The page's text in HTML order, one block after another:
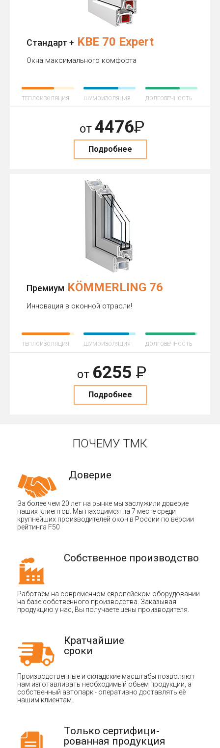
Стандарт + KBE 70 Expert
Окна максимального комфорта
ТЕПЛОИЗОЛЯЦИЯ ШУМОИЗОЛЯЦИЯ ДОЛГОВЕЧНОСТЬ
от 4476Р
Подробнее
Премиум KÖMMERLING 76
Инновация в оконной отрасли!
ТЕПЛОИЗОЛЯЦИЯ ШУМОИЗОЛЯЦИЯ ДОЛГОВЕЧНОСТЬ
от 6255Р
Подробнее
ПОЧЕМУ ТМК
Доверие
За более чем 20 лет на рынке мы заслужили доверие
наших клиентов. Мы находимся на 7 месте среди
крупнейших производителей окон в России по версии
рейтинга F50
Собственное производство
Работаем на современном европейском оборудовании
на базе собственного производства. Заказывая
продукцию у нас, Вы получаете цены производителя.
Кратчайшие
сроки
Производственные и складские масштабы позволяют
нам изготавливать необходимый объем продукции, а
собственный автопарк - оперативно доставлять её
нашим клиентам.
Только сертифици-
рованная продукция